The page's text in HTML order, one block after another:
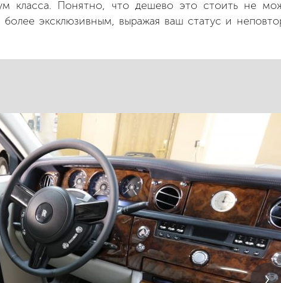
класса. Понятно, что дешево это стоить не
эксклюзивным, выражая ваш статус и